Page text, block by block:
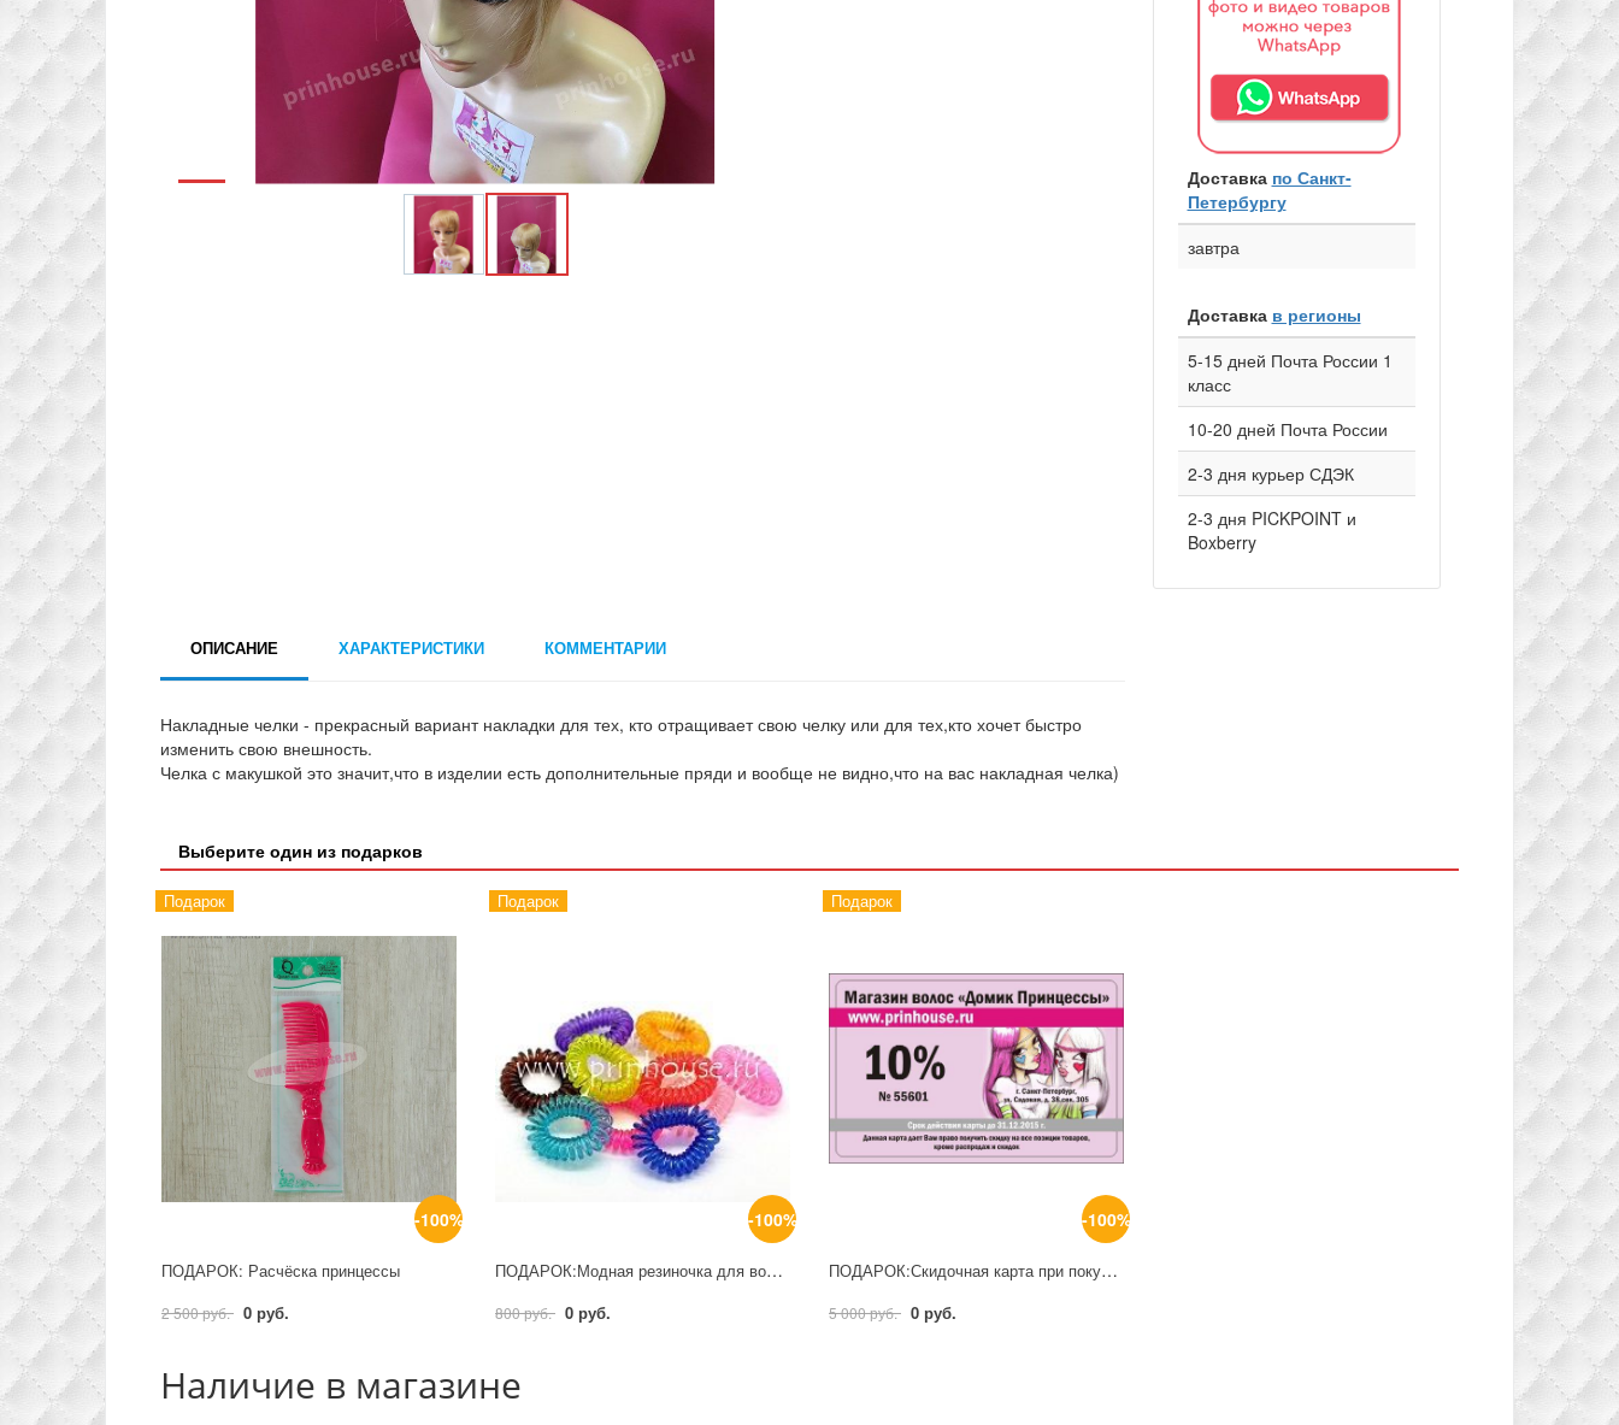
Доставка по Санкт-
Петербургу
завтра
Доставка в регионы
5-15 дней Почта России 1
класс
10-20 дней Почта России
2-3 дня курьер СДЭК
2-3 дня PICKPOINT и
Boxberry
ОПИСАНИЕ ХАРАКТЕРИСТИКИ КОММЕНТАРИИ
Накладные челки - прекрасный вариант накладки для тех, кто отращивает свою челку или для тех,кто хочет быстро
изменить свою внешность.
Челка с макушкой это значит,что в изделии есть дополнительные пряди и вообще не видно,что на вас накладная челка)
Выберите один из подарков
-100%
Подарок
ПОДАРОК: Расчёска принцессы
2 500 руб. 0 руб.
-100%
Подарок
ПОДАРОК:Модная резиночка для волос при покупке от 800 руб
800 руб. 0 руб.
-100%
Подарок
ПОДАРОК:Скидочная карта при покупке от 5000руб
5 000 руб. 0 руб.
Наличие в магазине